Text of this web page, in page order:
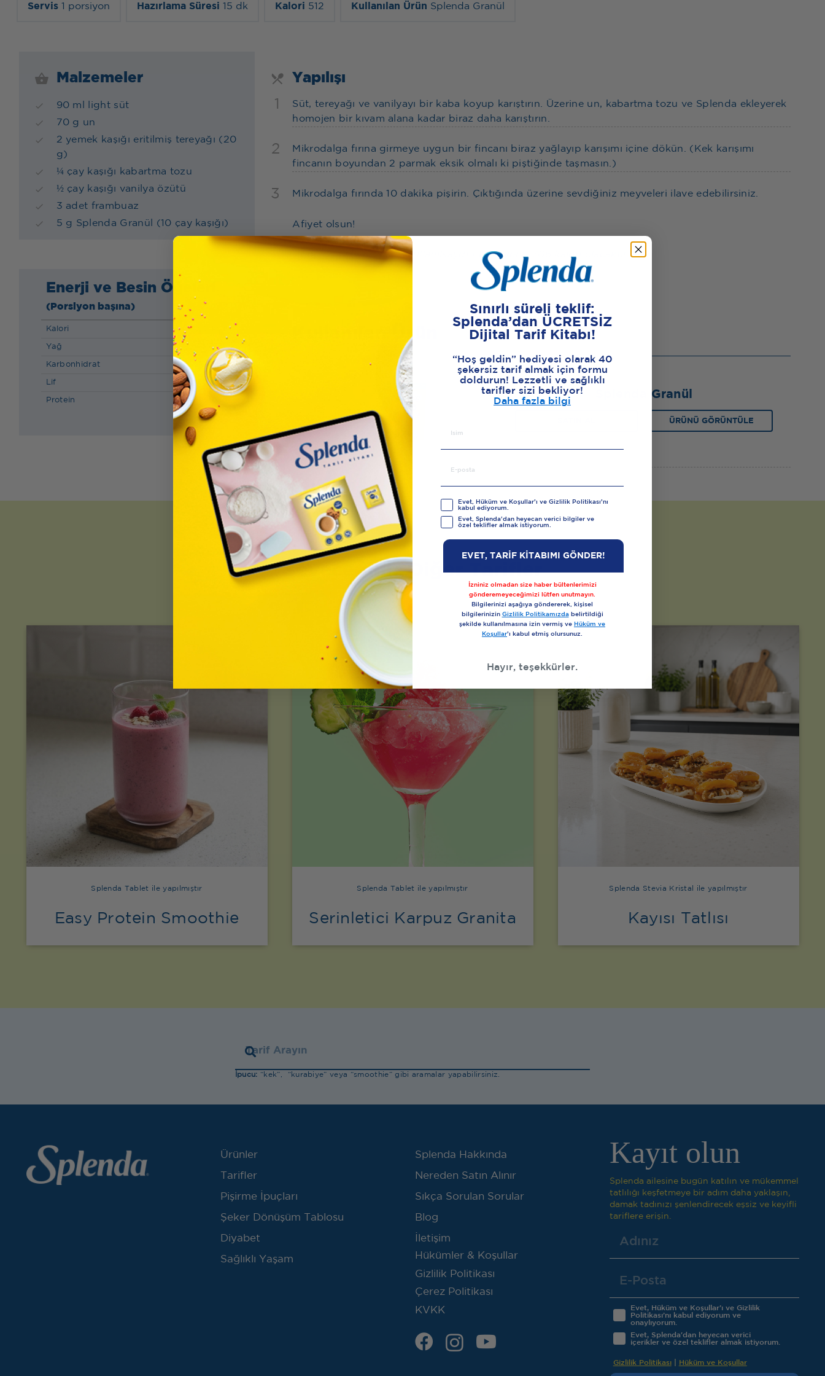
Servis 1 porsiyon Hazırlama Süresi 15 dk Kalori 512 Kullanılan Ürün Splenda Granül
Malzemeler
90 ml light süt
70 g un
2 yemek kaşığı eritilmiş tereyağı (20
g)
¼ çay kaşığı kabartma tozu
½ çay kaşığı vanilya özütü
3 adet frambuaz
5 g Splenda Granül (10 çay kaşığı)
Enerji ve Besin Öğeleri
(Porsiyon başına)
Kalori
Yağ 44.07 g
Karbonhidrat 61.41 g
Lif 3.84 g
Protein
Yapılışı
1
Süt, tereyağı ve vanilyayı bir kaba koyup karıştırın. Üzerine un, kabartma tozu ve Splenda ekleyerek
homojen bir kıvam alana kadar biraz daha karıştırın.
2
Mikrodalga fırına girmeye uygun bir fincanı biraz yağlayıp karışımı içine dökün. (Kek karışımı
fincanın boyundan 2 parmak eksik olmalı ki piştiğinde taşmasın.)
3 Mikrodalga fırında 10 dakika pişirin. Çıktığında üzerine sevdiğiniz meyveleri ilave edebilirsiniz.
Afiyet olsun!
* Splenda yerine şeker kullanılsaydı 1 porsiyonu 706 kalori olacaktı!
Kullanılan Ürün
Splenda Granül
ÜRÜNÜ GÖRÜNTÜLE
Seveceğiniz Diğer Tarifler
Splenda Tablet ile yapılmıştır
Easy Protein Smoothie
Splenda Tablet ile yapılmıştır
Serinletici Karpuz Granita
Splenda Stevia Kristal ile yapılmıştır
Kayısı Tatlısı
İpucu: “kek”, “kurabiye” veya “smoothie” gibi aramalar yapabilirsiniz.
Ürünler
Tarifler
Pişirme İpuçları
Şeker Dönüşüm Tablosu
Diyabet
Sağlıklı Yaşam
Splenda Hakkında
Nereden Satın Alınır
Sıkça Sorulan Sorular
Blog
İletişim
Hükümler & Koşullar
Gizlilik Politikası
Çerez Politikası
KVKK
Kayıt olun
Splenda ailesine bugün katılın ve mükemmel
tatlılığı keşfetmeye bir adım daha yaklaşın,
damak tadınızı şenlendirecek eşsiz ve keyifli
tariflere erişin.
Evet, Hüküm ve Koşullar’ı ve Gizlilik
Politikası’nı kabul ediyorum ve
onaylıyorum.
Evet, Splenda'dan heyecan verici
içerikler ve özel teklifler almak istiyorum.
Gizlilik Politikası| Hüküm ve Koşullar
Sınırlı süreli teklif:
Splenda’dan ÜCRETSİZ
Dijital Tarif Kitabı!
“Hoş geldin” hediyesi olarak 40
şekersiz tarif almak için formu
doldurun! Lezzetli ve sağlıklı
tarifler sizi bekliyor!
Daha fazla bilgi
Evet, Hüküm ve Koşullar’ı ve Gizlilik Politikası’nı
kabul ediyorum.
Evet, Splenda'dan heyecan verici bilgiler ve
özel teklifler almak istiyorum.
EVET, TARİF KİTABIMI GÖNDER!
İzniniz olmadan size haber bültenlerimizi
gönderemeyeceğimizi lütfen unutmayın.
Bilgilerinizi aşağıya göndererek, kişisel
bilgilerinizin Gizlilik Politikamızdabelirtildiği
şekilde kullanılmasına izin vermiş ve Hüküm ve
Koşullar’ı kabul etmiş olursunuz.
Hayır, teşekkürler.